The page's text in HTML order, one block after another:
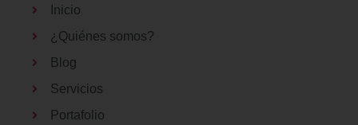
Inicio
¿Quiénes somos?
Blog
Servicios
Portafolio